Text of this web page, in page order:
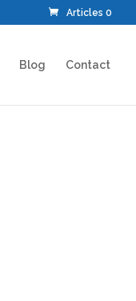
Articles 0
Blog Contact